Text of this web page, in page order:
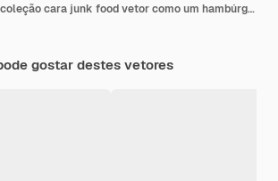
Conjunto de coleção cara junk food vetor como um hambúrguer pizza e cachorro-quente
gostar destes vetores